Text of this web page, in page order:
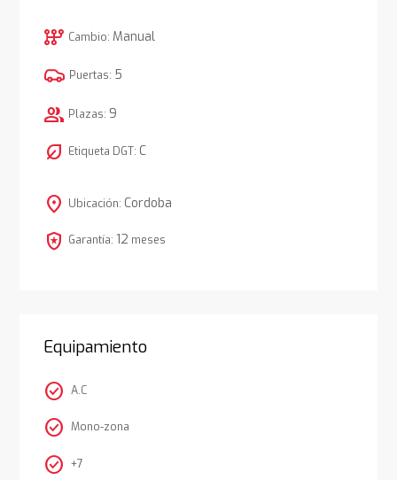
auto_transmission Cambio: Manual
Puertas: 5
group Plazas: 9
nest_eco_leaf Etiqueta DGT: C
location_on Ubicación: Cordoba
local_police Garantía: 12 meses
Equipamiento
check_circle A.C
check_circle Mono-zona
check_circle +7